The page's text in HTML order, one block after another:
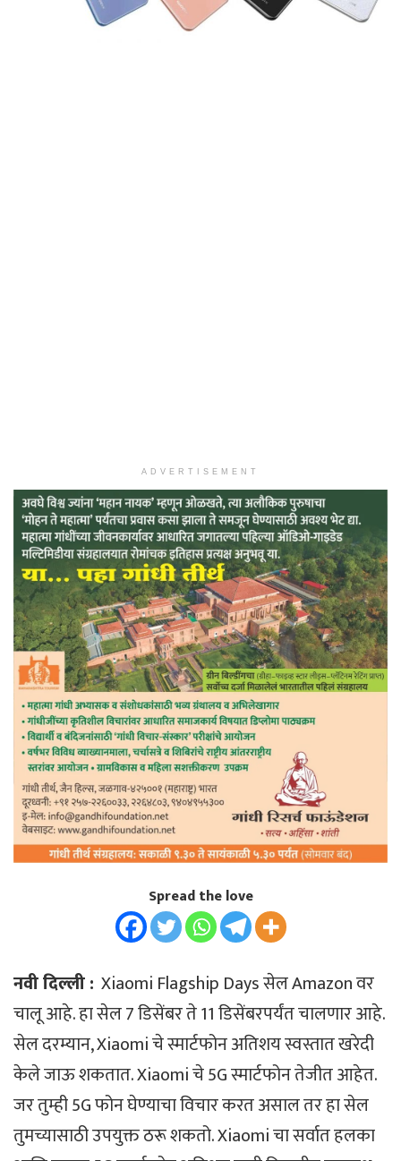
ADVERTISEMENT
Spread the love
नवी दिल्ली : Xiaomi Flagship Days सेल Amazon वर
चालू आहे. हा सेल 7 डिसेंबर ते 11 डिसेंबरपर्यंत चालणार आहे.
सेल दरम्यान, Xiaomi चे स्मार्टफोन अतिशय स्वस्तात खरेदी
केले जाऊ शकतात. Xiaomi चे 5G स्मार्टफोन तेजीत आहेत.
जर तुम्ही 5G फोन घेण्याचा विचार करत असाल तर हा सेल
तुमच्यासाठी उपयुक्त ठरू शकतो. Xiaomi चा सर्वात हलका